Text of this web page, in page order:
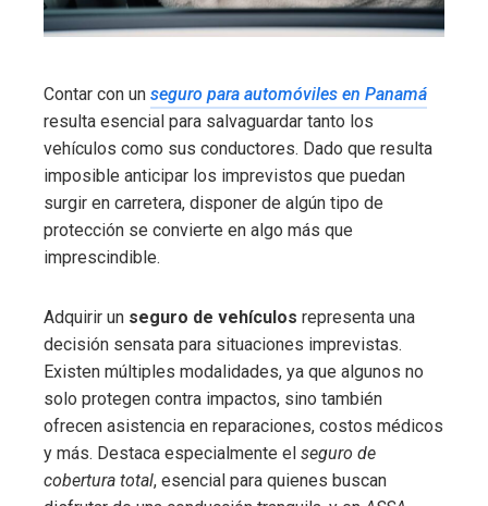
Contar con un seguro para automóviles en Panamá
resulta esencial para salvaguardar tanto los
vehículos como sus conductores. Dado que resulta
imposible anticipar los imprevistos que puedan
surgir en carretera, disponer de algún tipo de
protección se convierte en algo más que
imprescindible.
Adquirir un seguro de vehículos representa una
decisión sensata para situaciones imprevistas.
Existen múltiples modalidades, ya que algunos no
solo protegen contra impactos, sino también
ofrecen asistencia en reparaciones, costos médicos
y más. Destaca especialmente el seguro de
cobertura total, esencial para quienes buscan